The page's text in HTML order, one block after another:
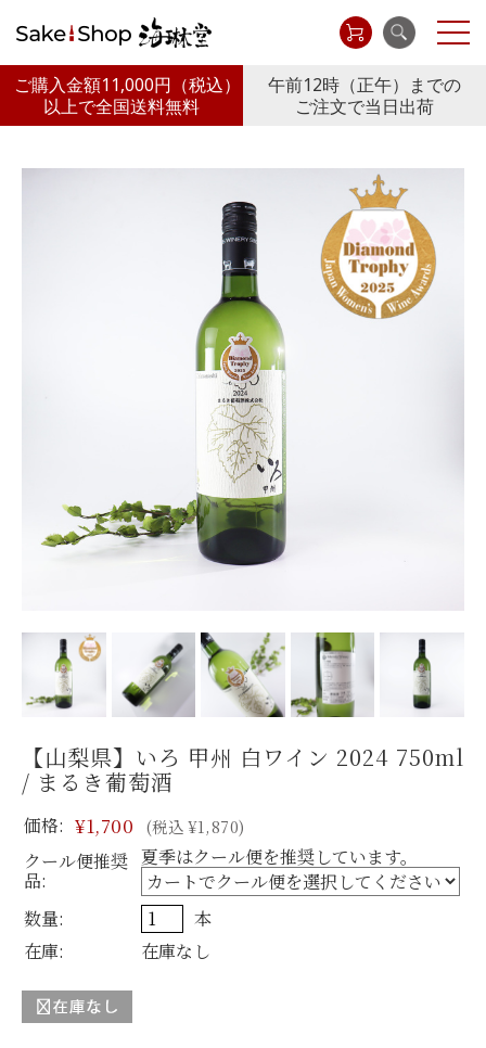
ご購入金額11,000円 （税込）
以上で全国送料無料
午前12時（正午）までの
ご注文で当日出荷
【山梨県】いろ 甲州 白ワイン 2024 750ml
/ まるき葡萄酒
価格: ¥1,700 (税込 ¥1,870)
クール便推奨
品:
夏季はクール便を推奨しています。
数量:
本
在庫:
在庫なし